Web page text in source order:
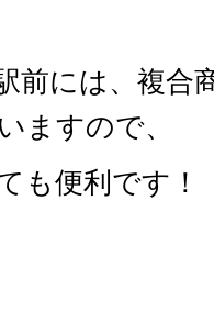
前には、複合
ますので、
も便利です！